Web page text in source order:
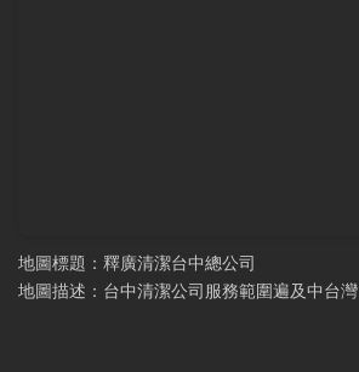
地圖標題：釋廣清潔台中總公司
地圖描述：台中清潔公司服務範圍遍及中台灣